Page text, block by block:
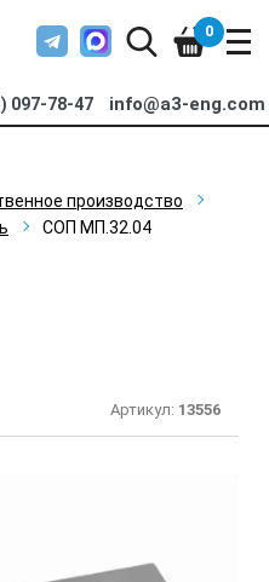
097-78-47 info@a3-eng.com
0
производство
СОП МП.32.04
Артикул: 13556